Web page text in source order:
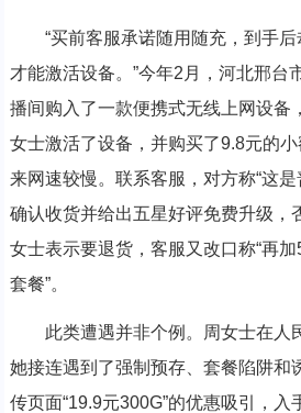
“买前客服承诺随用随充，到手后
才能激活设备。”今年2月，河北邢台
播间购入了一款便携式无线上网设备
女士激活了设备，并购买了9.8元的
来网速较慢。联系客服，对方称“这是
确认收货并给出五星好评免费升级，
女士表示要退货，客服又改口称“再
套餐”。
此类遭遇并非个例。周女士在人民
她接连遇到了强制预存、套餐陷阱和
传页面“19.9元300G”的优惠吸引，入